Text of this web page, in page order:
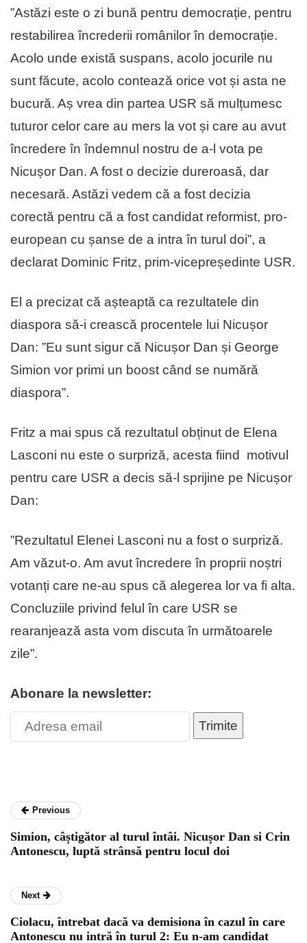
”Astăzi este o zi bună pentru democrație, pentru
restabilirea încrederii românilor în democrație.
Acolo unde există suspans, acolo jocurile nu
sunt făcute, acolo contează orice vot și asta ne
bucură. Aș vrea din partea USR să mulțumesc
tuturor celor care au mers la vot și care au avut
încredere în îndemnul nostru de a-l vota pe
Nicușor Dan. A fost o decizie dureroasă, dar
necesară. Astăzi vedem că a fost decizia
corectă pentru că a fost candidat reformist, pro-
european cu șanse de a intra în turul doi”, a
declarat Dominic Fritz, prim-vicepreședinte USR.
El a precizat că așteaptă ca rezultatele din
diaspora să-i crească procentele lui Nicușor
Dan: ”Eu sunt sigur că Nicușor Dan și George
Simion vor primi un boost când se numără
diaspora”.
Fritz a mai spus că rezultatul obținut de Elena
Lasconi nu este o surpriză, acesta fiind motivul
pentru care USR a decis să-l sprijine pe Nicușor
Dan:
”Rezultatul Elenei Lasconi nu a fost o surpriză.
Am văzut-o. Am avut încredere în proprii noștri
votanți care ne-au spus că alegerea lor va fi alta.
Concluziile privind felul în care USR se
rearanjează asta vom discuta în următoarele
zile”.
Abonare la newsletter:
Trimite
Previous
Simion, câștigător al turul întâi. Nicușor Dan si Crin
Antonescu, luptă strânsă pentru locul doi
Next
Ciolacu, întrebat dacă va demisiona în cazul în care
Antonescu nu intră în turul 2: Eu n-am candidat